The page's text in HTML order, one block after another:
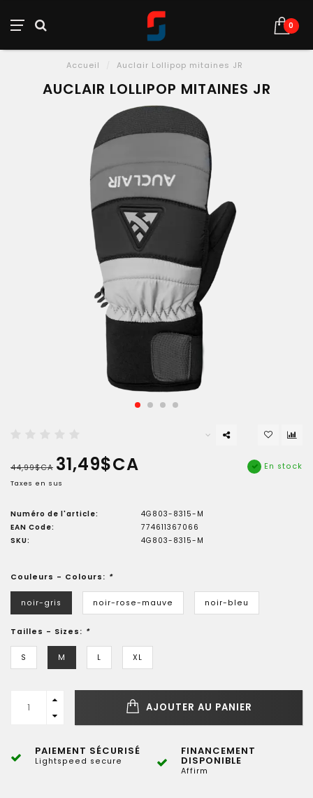
0
Accueil Auclair Lollipop mitaines JR
AUCLAIR LOLLIPOP MITAINES JR
44,99$CA 31,49$CA
Taxes en sus
En stock
Numéro de l'article:
4G803-8315-M
EAN Code:
774611367066
SKU:
4G803-8315-M
Couleurs - Colours: *
noir-gris noir-rose-mauve noir-bleu
Tailles - Sizes: *
S M L XL
AJOUTER AU PANIER
PAIEMENT SÉCURISÉ
Lightspeed secure
FINANCEMENT
DISPONIBLE
Affirm